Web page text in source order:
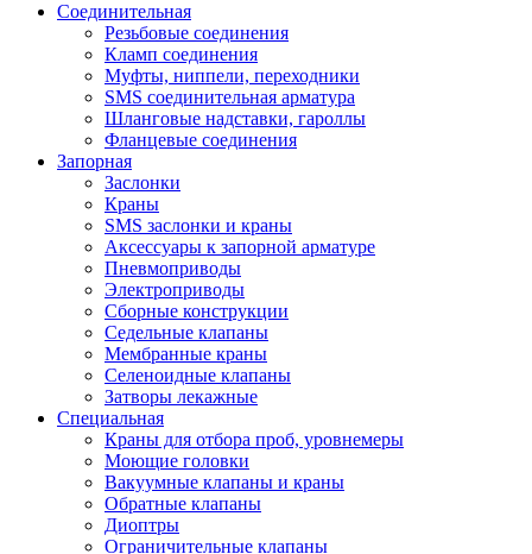
Соединительная
Резьбовые соединения
Кламп соединения
Муфты, ниппели, переходники
SMS соединительная арматура
Шланговые надставки, гароллы
Фланцевые соединения
Запорная
Заслонки
Краны
SMS заслонки и краны
Аксессуары к запорной арматуре
Пневмоприводы
Электроприводы
Сборные конструкции
Седельные клапаны
Мембранные краны
Селеноидные клапаны
Затворы лекажные
Специальная
Краны для отбора проб, уровнемеры
Моющие головки
Вакуумные клапаны и краны
Обратные клапаны
Диоптры
Ограничительные клапаны